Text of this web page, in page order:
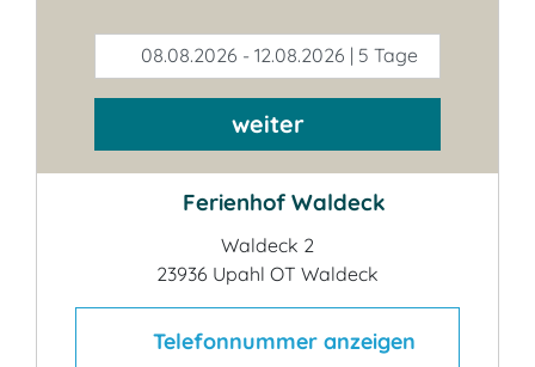
08.08.2026 - 12.08.2026 | 5 Tage
weiter
Ferienhof Waldeck
Waldeck 2
23936 Upahl OT Waldeck
Telefonnummer anzeigen